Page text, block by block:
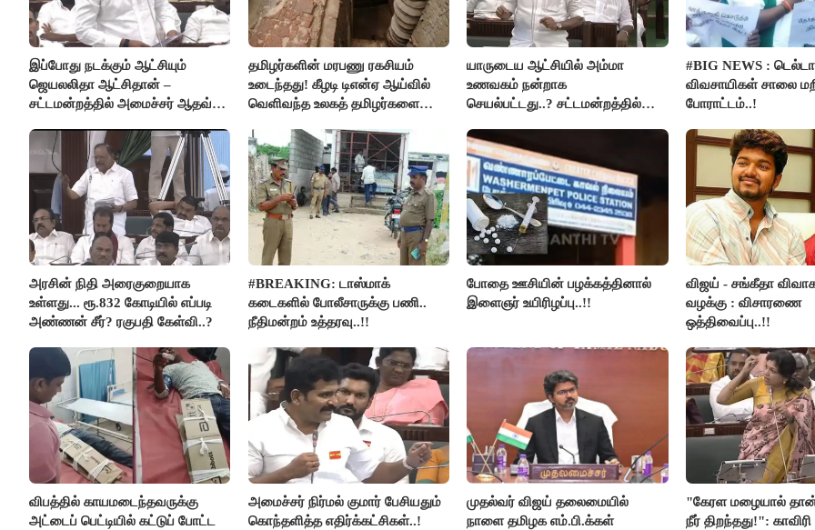
இப்போது நடக்கும் ஆட்சியும்
ஜெயலலிதா ஆட்சிதான் –
சட்டமன்றத்தில் அமைச்சர் ஆதவ்
தமிழர்களின் மரபணு ரகசியம்
உடைந்தது! கீழடி டிஎன்ஏ ஆய்வில்
வெளிவந்த உலகத் தமிழர்களை
யாருடைய ஆட்சியில் அம்மா
உணவகம் நன்றாக
செயல்பட்டது..? சட்டமன்றத்தில்
#BIG NEWS : டெல்டா
விவசாயிகள் சாலை
போராட்டம்..!
அரசின் நிதி அரைகுறையாக
உள்ளது... ரூ.832 கோடியில் எப்படி
அண்ணன் சீர்? ரகுபதி கேள்வி..?
#BREAKING: டாஸ்மாக்
கடைகளில் போலீசாருக்கு பணி..
நீதிமன்றம் உத்தரவு..!!
போதை ஊசியின் பழக்கத்தினால்
இளைஞர் உயிரிழப்பு..!!
விஜய் - சங்கீதா
வழக்கு : விசாரணை
ஒத்திவைப்பு..!!
விபத்தில் காயமடைந்தவருக்கு
அட்டைப் பெட்டியில் கட்டுப் போட்ட
அமைச்சர் நிர்மல் குமார் பேசியதும்
கொந்தளித்த எதிர்க்கட்சிகள்..!
முதல்வர் விஜய் தலைமையில்
நாளை தமிழக எம்.பி.க்கள்
"கேரள மழையால் தான்
நீர் திறந்தது!": காவிரி